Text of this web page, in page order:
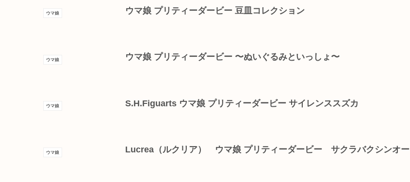
ウマ娘 ウマ娘 プリティーダービー 豆皿コレクション
ウマ娘 ウマ娘 プリティーダービー 〜ぬいぐるみといっしょ〜
ウマ娘 S.H.Figuarts ウマ娘 プリティーダービー サイレンススズカ
ウマ娘 Lucrea（ルクリア） ウマ娘 プリティーダービー サクラバクシンオー